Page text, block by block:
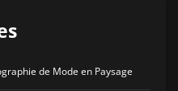
de Mode en Paysage